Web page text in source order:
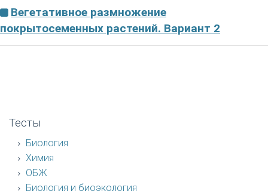
Вегетативное размножение
покрытосеменных растений. Вариант 2
Тесты
Биология
Химия
ОБЖ
Биология и биоэкология